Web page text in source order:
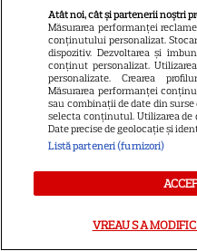
9
Irina
în
Eva
Atât noi, cât și partenerii noștri
Măsurarea performanței
conținutului personalizat.
dispozitiv. Dezvoltarea și
conținut personalizat.
personalizate. Crearea
Măsurarea performanței
sau combinații de date din
selecta conținutul. Utilizarea
Date precise de geolocație și
Listă parteneri (furnizori)
VREAU SA